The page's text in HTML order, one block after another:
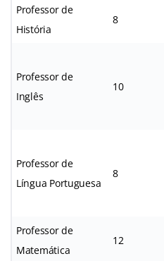
Professor de
História
8
Professor de
Inglês
10
Professor de
Língua Portuguesa
8
Professor de
Matemática
12